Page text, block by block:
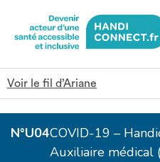
Voir le fil d’Ariane
N°U04COVID-19 –
Auxiliaire médical